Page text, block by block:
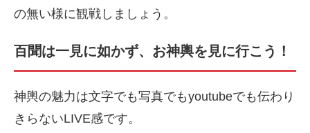
の無い様に観戦しましょう。
百聞は一見に如かず、お神輿を見に行こう！
神輿の魅力は文字でも写真でもyoutubeでも伝わり
きらないLIVE感です。